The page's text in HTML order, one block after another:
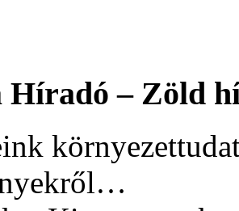
Híradó – Zöld